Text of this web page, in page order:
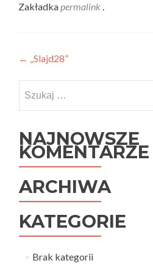
Zakładkapermalink .
Nawigacja
wpisu
← „Slajd28”
NAJNOWSZE
KOMENTARZE
ARCHIWA
KATEGORIE
Brak kategorii